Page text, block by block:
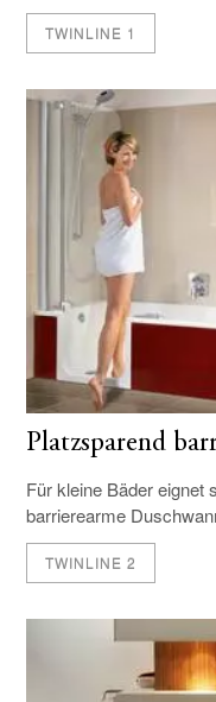
TWINLINE 1
Platzsparend
Für kleine Bäder eignet
barrierearme
TWINLINE 2